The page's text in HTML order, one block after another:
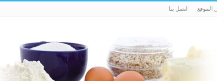
الموقع اتصل بنا